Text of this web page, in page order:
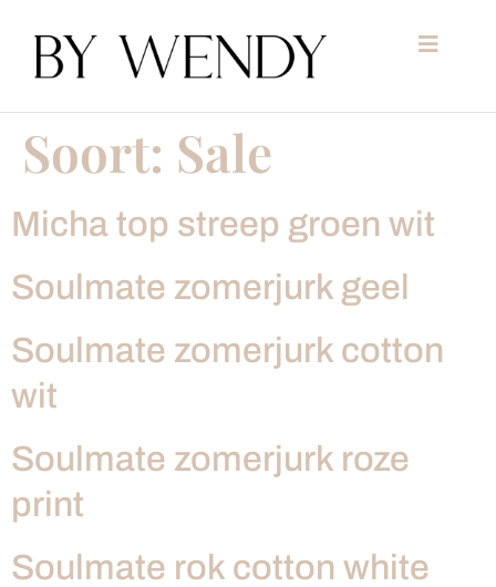
Soort: Sale
Micha top streep groen wit
Soulmate zomerjurk geel
Soulmate zomerjurk cotton
wit
Soulmate zomerjurk roze
print
Soulmate rok cotton white